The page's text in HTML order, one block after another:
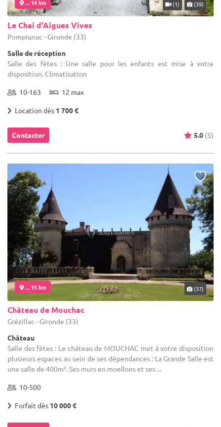
... 14 km (1) (39)
Le Chai d'Aigues Vives
Pompignac - Gironde (33)
Salle de réception
Salle des fêtes : Une salle pour les enfants est mise à votre
disposition. Climatisation
10-163 12 max
Location dès 1 700 €
Contacter 5.0 (5)
... 15 km (37)
Château de Mouchac
Grézillac - Gironde (33)
Château
Salle des fêtes : Le château de MOUCHAC met à votre disposition
plusieurs espaces au sein de ses dépendances : La Grande Salle est
une salle de 400m². Ses murs en moellons et ses ...
10-500
Forfait dès 10 000 €